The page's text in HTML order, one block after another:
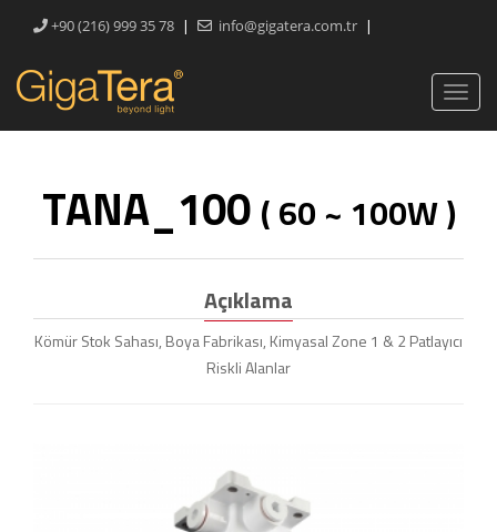
+90 (216) 999 35 78 | info@gigatera.com.tr |
TANA_100 ( 60 ~ 100W )
Açıklama
Kömür Stok Sahası, Boya Fabrikası, Kimyasal Zone 1 & 2 Patlayıcı
Riskli Alanlar